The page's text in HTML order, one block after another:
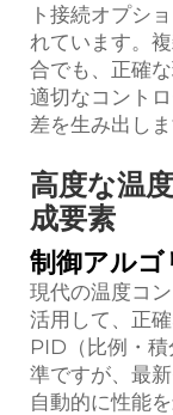
ト接続オプシ
れています。
合でも、正確
適切なコント
差を生み出しま
高度な温
成要素
制御アルゴ
現代の温度コ
活用して、正
PID（比例・
準ですが、最
自動的に性能